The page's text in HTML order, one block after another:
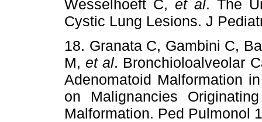
Wesselhoeft C, et al. The
Cystic Lung Lesions. J
18. Granata C, Gambini C,
M,et al. Bronchioloalveolar
Adenomatoid Malformation
on Malignancies
Malformation. Ped Pulmonol